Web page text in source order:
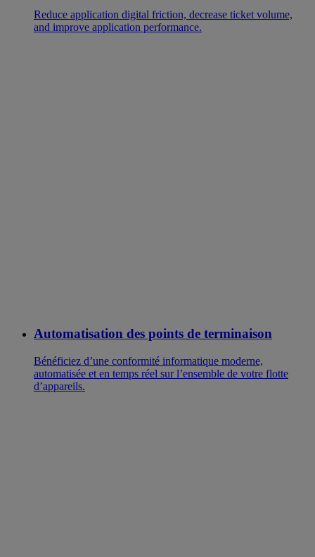
Reduce application digital friction, decrease ticket volume,
and improve application performance.
Automatisation des points de terminaison
Bénéficiez d’une conformité informatique moderne,
automatisée et en temps réel sur l’ensemble de votre flotte
d’appareils.